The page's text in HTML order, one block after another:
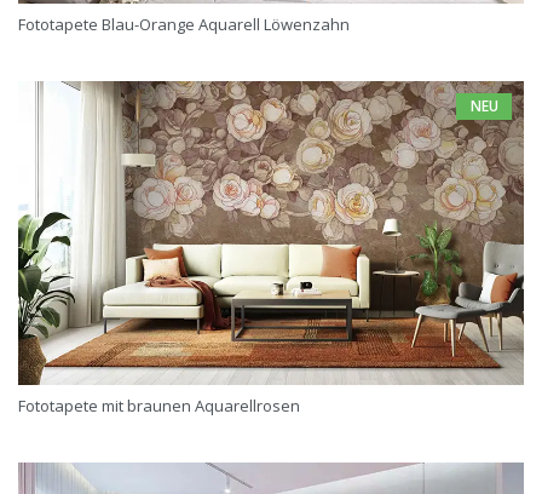
Fototapete Blau-Orange Aquarell Löwenzahn
NEU
Fototapete mit braunen Aquarellrosen